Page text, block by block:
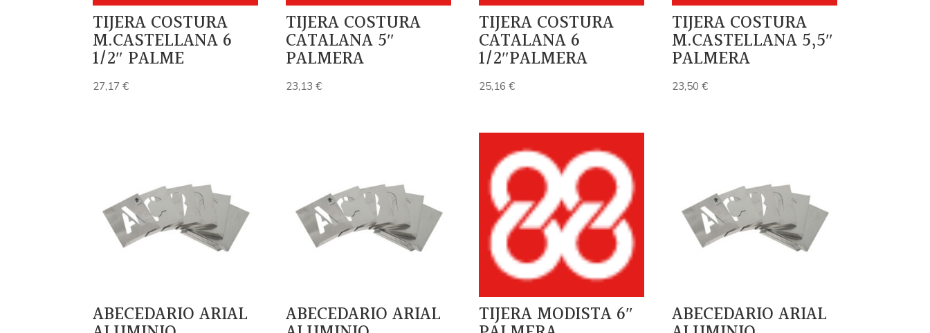
TIJERA COSTURA
M.CASTELLANA 6
1/2″ PALME
27,17€
TIJERA COSTURA
CATALANA 5″
PALMERA
23,13€
TIJERA COSTURA
CATALANA 6
1/2″PALMERA
25,16€
TIJERA COSTURA
M.CASTELLANA 5,5″
PALMERA
23,50€
ABECEDARIO ARIAL ABECEDARIO ARIAL TIJERA MODISTA 6″ ABECEDARIO ARIAL